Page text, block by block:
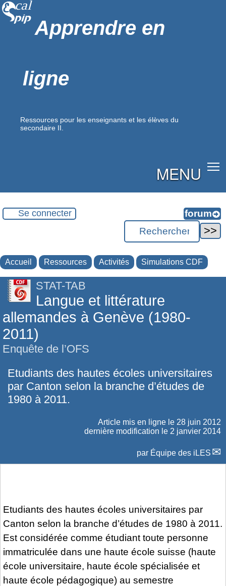
Apprendre en
ligne
Ressources pour les enseignants et les élèves du
secondaire II.
MENU
Se connecter
Accueil Ressources Activités Simulations CDF
STAT-TAB
Langue et littérature
allemandes à Genève (1980-
2011)
Enquête de l’OFS
Etudiants des hautes écoles universitaires
par Canton selon la branche d’études de
1980 à 2011.
Article mis en ligne le 28 juin 2012
dernière modification le 2 janvier 2014
par Équipe des iLES
Etudiants des hautes écoles universitaires par
Canton selon la branche d’études de 1980 à 2011.
Est considérée comme étudiant toute personne
immatriculée dans une haute école suisse (haute
école universitaire, haute école spécialisée et
haute école pédagogique) au semestre